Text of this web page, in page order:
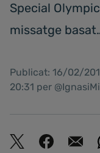
Special
missatge
Publicat: 16/02/
20:31 per